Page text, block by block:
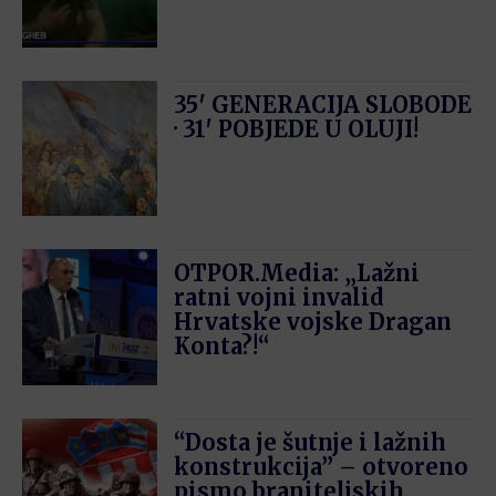
35′ GENERACIJA SLOBODE
· 31′ POBJEDE U OLUJI!
OTPOR.Media: „Lažni
ratni vojni invalid
Hrvatske vojske Dragan
Konta?!“
“Dosta je šutnje i lažnih
konstrukcija” – otvoreno